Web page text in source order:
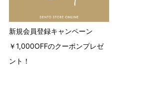
新規会員登録キャンペーン
￥1,000OFFのクーポンプレゼ
ント！